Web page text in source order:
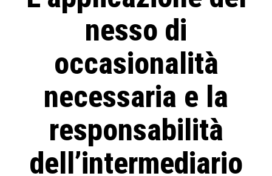
nesso di
occasionalità
necessaria e la
responsabilità
dell’intermediario